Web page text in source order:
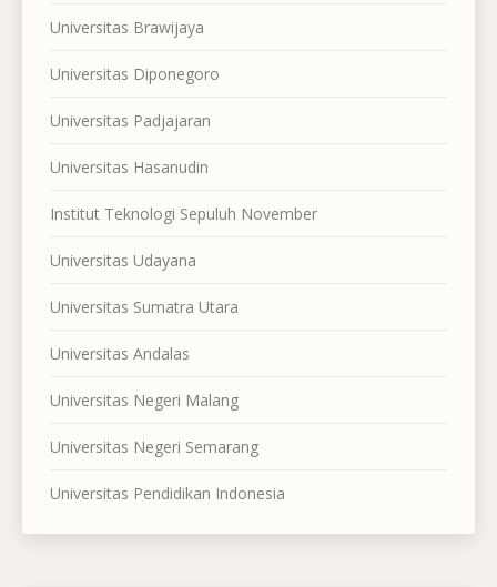
Universitas Brawijaya
Universitas Diponegoro
Universitas Padjajaran
Universitas Hasanudin
Institut Teknologi Sepuluh November
Universitas Udayana
Universitas Sumatra Utara
Universitas Andalas
Universitas Negeri Malang
Universitas Negeri Semarang
Universitas Pendidikan Indonesia